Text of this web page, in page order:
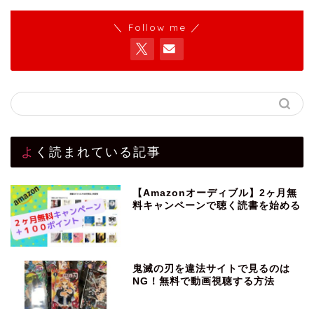
＼ Follow me ／
よく読まれている記事
【Amazonオーディブル】2ヶ月無
料キャンペーンで聴く読書を始める
鬼滅の刃を違法サイトで見るのは
NG！無料で動画視聴する方法